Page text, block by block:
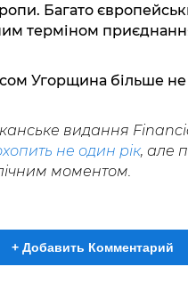
Багато
терміном
Угорщина більше не
видання
не один рік, але
моментом.
+ Добавить Комментарий